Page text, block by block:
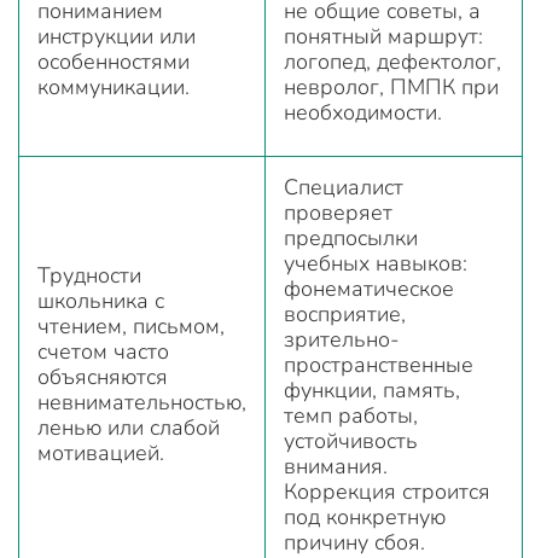
пониманием
инструкции или
особенностями
коммуникации.
не общие советы, а
понятный маршрут:
логопед, дефектолог,
невролог, ПМПК при
необходимости.
Трудности
школьника с
чтением, письмом,
счетом часто
объясняются
невнимательностью,
ленью или слабой
мотивацией.
Специалист
проверяет
предпосылки
учебных навыков:
фонематическое
восприятие,
зрительно-
пространственные
функции, память,
темп работы,
устойчивость
внимания.
Коррекция строится
под конкретную
причину сбоя.